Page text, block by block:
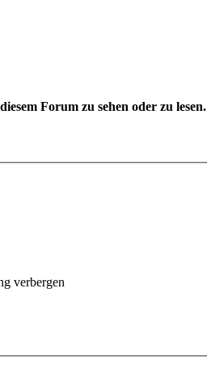
Forum zu sehen oder zu lesen.
verbergen